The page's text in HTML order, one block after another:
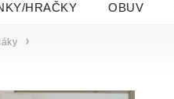
HRAČKY OBUV